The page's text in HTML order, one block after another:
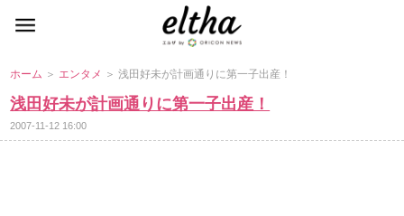
ホーム ＞ エンタメ ＞ 浅田好未が計画通りに第一子出産！
浅田好未が計画通りに第一子出産！
2007-11-12 16:00